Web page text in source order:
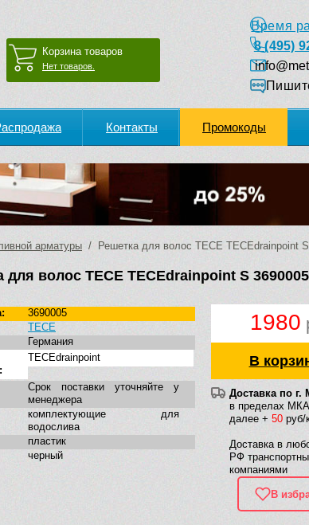
Корзина товаров
Нет товаров.
Время
8 (495)
Контакты Промокоды
арматуры / Решетка для волос TECE TECEdrainpoint
для волос TECE TECEdrainpoint S 3690005
1980
В
Доставка по г.
в пределах
далее + 50 руб/
Доставка в
РФ
компаниями
В
3690005
TECE
Германия
TECEdrainpoint
Срок поставки уточняйте у
менеджера
комплектующие для
водослива
пластик
черный